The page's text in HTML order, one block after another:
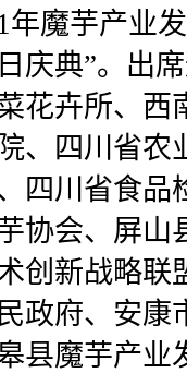
年魔芋产业
庆典”。出
花卉所、西
、四川省农
四川省食品
协会、屏山
创新战略联
政府、安
县魔芋产业